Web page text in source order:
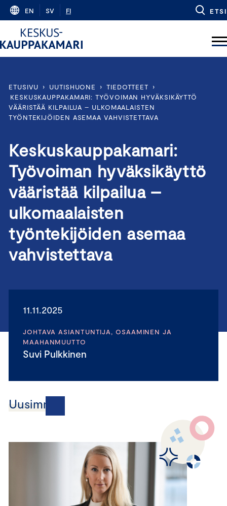
Skip
content
EN SV FI ETSI
ETUSIVU › UUTISHUONE › TIEDOTTEET
›
KESKUSKAUPPAKAMARI: TYÖVOIMAN HYVÄKSIKÄYTTÖ
VÄÄRISTÄÄ KILPAILUA – ULKOMAALAISTEN
TYÖNTEKIJÖIDEN ASEMAA VAHVISTETTAVA
Keskuskauppakamari:
Työvoiman hyväksikäyttö
vääristää kilpailua –
ulkomaalaisten
työntekijöiden asemaa
vahvistettava
11.11.2025
JOHTAVA ASIANTUNTIJA, OSAAMINEN JA
MAAHANMUUTTO
Suvi Pulkkinen
Uusimmat